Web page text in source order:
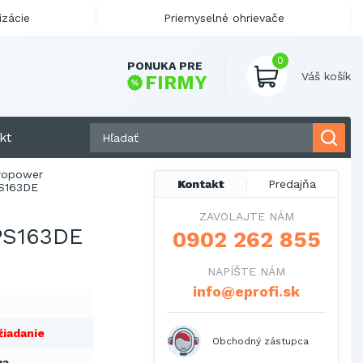
PONUKA PRE
FIRMY
0
Váš košík
Kontakt Predajňa
ZAVOLAJTE NÁM
0902 262 855
NAPÍŠTE NÁM
info@eprofi.sk
Obchodný zástupca
Priemyselné ohrievače